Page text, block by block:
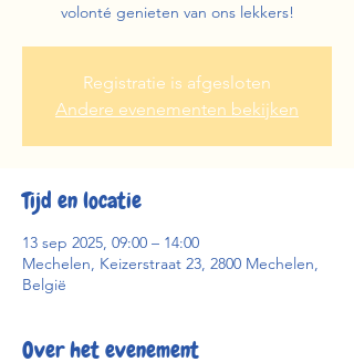
volonté genieten van ons lekkers!
Registratie is afgesloten
Andere evenementen bekijken
Tijd en locatie
13 sep 2025, 09:00 – 14:00
Mechelen, Keizerstraat 23, 2800 Mechelen,
België
Over het evenement